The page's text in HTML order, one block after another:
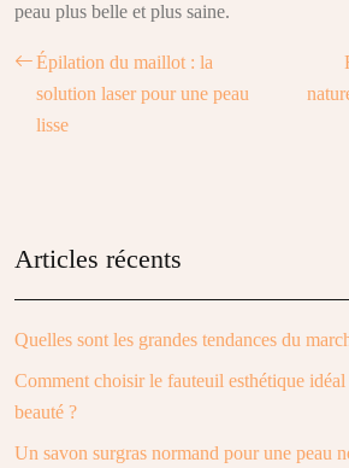
peau plus belle et plus saine.
Épilation du maillot : la
solution laser pour une peau
lisse
Articles récents
Quelles sont les grandes tendances du
Comment choisir le fauteuil esthétique
beauté ?
Un savon surgras normand pour une peau